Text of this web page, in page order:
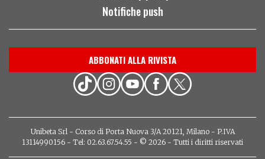
Notifiche push
ABBONATI ALLA RIVISTA
Unibeta Srl - Corso di Porta Nuova 3/A 20121, Milano - P.IVA
13114990156 - Tel: 02.63.67.54.55 - © 2026 - Tutti i diritti riservati